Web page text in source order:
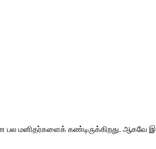
பல மனிதர்களைக் கண்டிருக்கிறது. ஆகவே